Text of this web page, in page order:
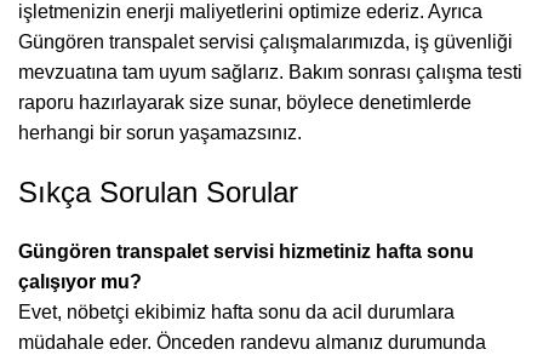
işletmenizin enerji maliyetlerini optimize ederiz. Ayrıca
Güngören transpalet servisi çalışmalarımızda, iş güvenliği
mevzuatına tam uyum sağlarız. Bakım sonrası çalışma testi
raporu hazırlayarak size sunar, böylece denetimlerde
herhangi bir sorun yaşamazsınız.
Sıkça Sorulan Sorular
Güngören transpalet servisi hizmetiniz hafta sonu
çalışıyor mu?
Evet, nöbetçi ekibimiz hafta sonu da acil durumlara
müdahale eder. Önceden randevu almanız durumunda